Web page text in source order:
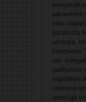
pacientiem
zāļu
parakstīts
uzskata,
kampaņas
nav
gadījumos
iegādāties
stipruma
attiecīgā